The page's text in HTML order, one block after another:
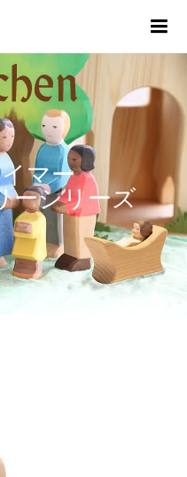
マー
ーシリーズ